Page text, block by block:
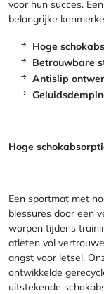
voor hun succes.
belangrijke
Hoge
Betrouwbare
Antislip
Hoge
Een sportmat met
blessures door een
worpen tijdens
atleten vol
angst voor letsel.
ontwikkelde
uitstekende